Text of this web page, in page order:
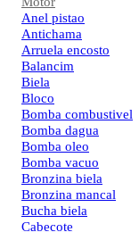
Anel pistao
Antichama
Arruela encosto
Balancim
Biela
Bloco
Bomba combustivel
Bomba dagua
Bomba oleo
Bomba vacuo
Bronzina biela
Bronzina mancal
Bucha biela
Cabecote